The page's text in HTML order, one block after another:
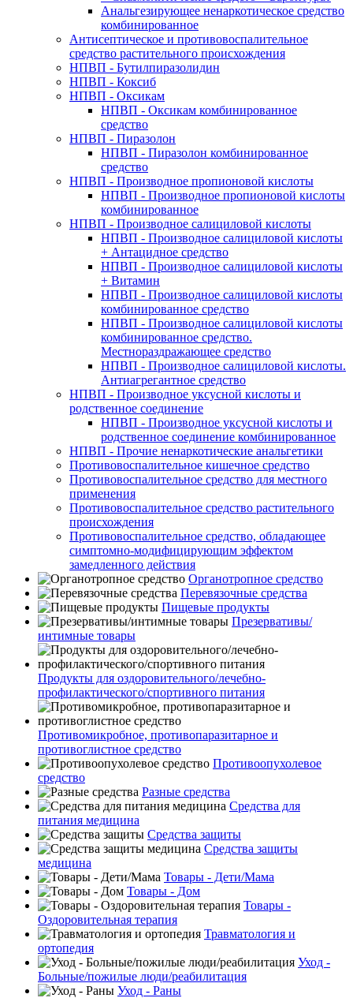
Анальгезирующее ненаркотическое средство
комбинированное
Антисептическое и противовоспалительное
средство растительного происхождения
НПВП - Бутилпиразолидин
НПВП - Коксиб
НПВП - Оксикам
НПВП - Оксикам комбинированное
средство
НПВП - Пиразолон
НПВП - Пиразолон комбинированное
средство
НПВП - Производное пропионовой кислоты
НПВП - Производное пропионовой кислоты
комбинированное
НПВП - Производное салициловой кислоты
НПВП - Производное салициловой кислоты
+ Антацидное средство
НПВП - Производное салициловой кислоты
+ Витамин
НПВП - Производное салициловой кислоты
комбинированное средство
НПВП - Производное салициловой кислоты
комбинированное средство.
Местнораздражающее средство
НПВП - Производное салициловой кислоты.
Антиагрегантное средство
НПВП - Производное уксусной кислоты и
родственное соединение
НПВП - Производное уксусной кислоты и
родственное соединение комбинированное
НПВП - Прочие ненаркотические анальгетики
Противовоспалительное кишечное средство
Противовоспалительное средство для местного
применения
Противовоспалительное средство растительного
происхождения
Противовоспалительное средство, обладающее
симптомно-модифицирующим эффектом
замедленного действия
Органотропное средство
Перевязочные средства
Пищевые продукты
Презервативы/
интимные товары
Продукты для оздоровительного/лечебно-
профилактического/спортивного питания
Противомикробное, противопаразитарное и
противоглистное средство
Противоопухолевое
средство
Разные средства
Средства для
питания медицина
Средства защиты
Средства защиты
медицина
Товары - Дети/Мама
Товары - Дом
Товары -
Оздоровительная терапия
Травматология и
ортопедия
Уход -
Больные/пожилые люди/реабилитация
Уход - Раны